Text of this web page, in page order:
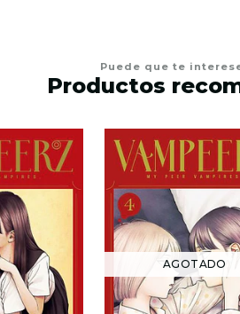
Puede que te
Productos
AGOTADO